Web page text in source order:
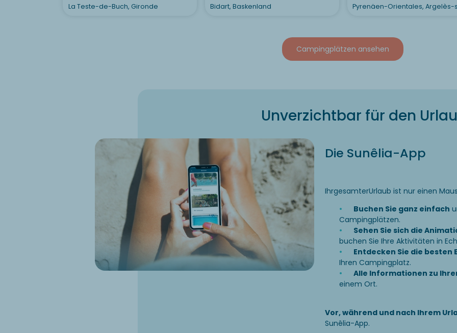
La Teste-de-Buch, Gironde Bidart, Baskenland
Campingplätzen ansehen
Unverzichtbar für den
Die Sunêlia-App
IhrgesamterUrlaub ist nur einen
Buchen Sie ganz einfach
Campingplätzen.
Sehen Sie sich die
buchen Sie Ihre Aktivitäten in
Entdecken Sie die besten
Ihren Campingplatz.
Alle Informationen zu
einem Ort.
Vor, während und nach Ihrem
Sunêlia-App.